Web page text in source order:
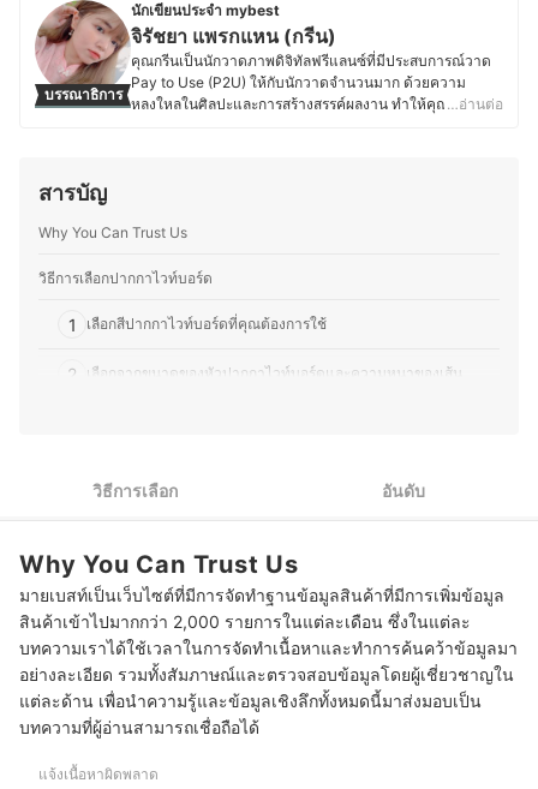
บรรณาธิการ
นักเขียนประจำ mybest
จิรัชยา แพรกแหน (กรีน)
คุณกรีนเป็นนักวาดภาพดิจิทัลฟรีแลนซ์ที่มีประสบการณ์วาด
Pay to Use (P2U) ให้กับนักวาดจำนวนมาก ด้วยความ
หลงใหลในศิลปะและการสร้างสรรค์ผลงาน ทำให้คุณกรีนมุ่
เปรียบเทียบและแนะนำอุปกรณ์ที่เหมาะสมสำหรับศิลปินทั้งมือ
คุณกรีนยังให้ความสนใจในการดูแลอุปกรณ์วาดรูปและ
Studio Paint, Photoshop และ Procreate เพื่อช่วยให้การ
ยังนำประสบการณ์การใช้งานอุปกรณ์ต่าง ๆ มาถ่ายทอดเป็น
…อ่านต่อ
สารบัญ
Why You Can Trust Us
วิธีการเลือกปากกาไวท์บอร์ด
1 เลือกสีปากกาไวท์บอร์ดที่คุณต้องการใช้
2 เลือกจากขนาดของหัวปากกาไวท์บอร์ดและความหนาของเส้น
5 เลือกปากกาไวท์บอร์ดที่ปราศจากสารพิษ เช่น Xylene, Toluene
10 ปากกาไวท์บอร์ด ยี่ห้อไหนดี เขียนลื่น ไม่มีกลิ่น
วิธีแก้ไขเมื่อปากกาไวท์บอร์ดลบไม่ออก
บทความที่เกี่ยวข้องกับปากกาไวท์บอร์ด
วิธีการเลือก อันดับ
Why You Can Trust Us
มายเบสท์เป็นเว็บไซต์ที่มีการจัดทำฐานข้อมูลสินค้าที่มีการเพิ่มข้อมูล
สินค้าเข้าไปมากกว่า 2,000 รายการในแต่ละเดือน ซึ่งในแต่ละ
บทความเราได้ใช้เวลาในการจัดทำเนื้อหาและทำการค้นคว้าข้อมูลมา
อย่างละเอียด รวมทั้งสัมภาษณ์และตรวจสอบข้อมูลโดยผู้เชี่ยวชาญใน
แต่ละด้าน เพื่อนำความรู้และข้อมูลเชิงลึกทั้งหมดนี้มาส่งมอบเป็น
บทความที่ผู้อ่านสามารถเชื่อถือได้
แจ้งเนื้อหาผิดพลาด